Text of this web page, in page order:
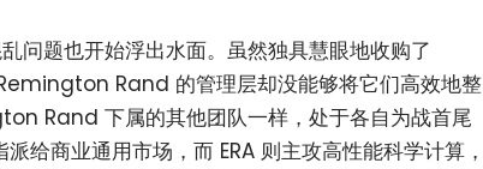
题也开始浮出水面。虽然独具慧眼地收购了
Rand 的管理层却没能够将它们高效地整
Rand 下属的其他团队一样，处于各自为战首尾
商业通用市场，而 ERA 则主攻高性能科学计算，